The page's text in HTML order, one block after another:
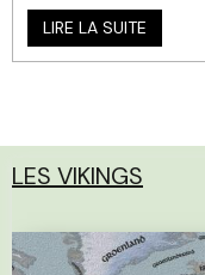
LIRE LA SUITE
LES VIKINGS